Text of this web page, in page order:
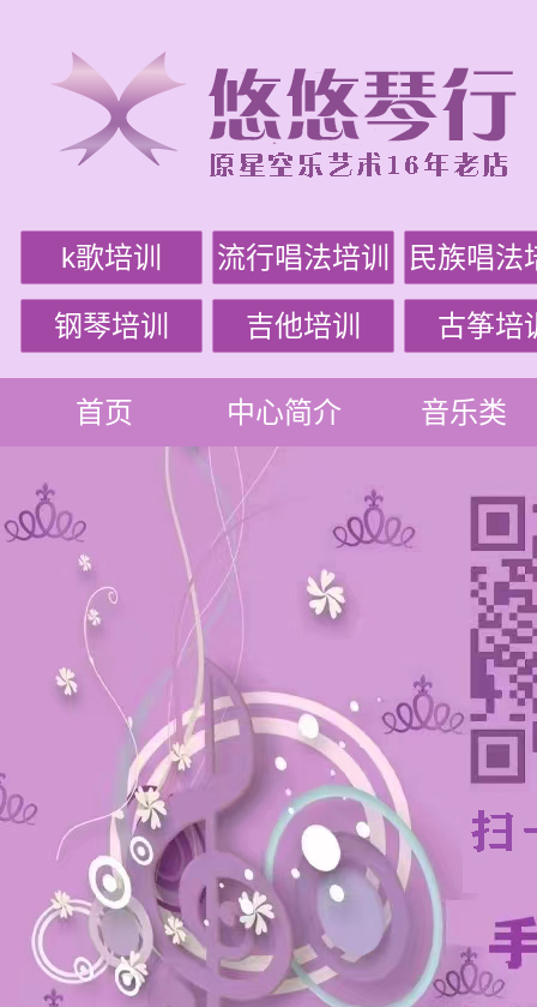
k歌培训 流行唱法培训 民族唱法
钢琴培训 吉他培训 古筝培
首页 中心简介 音乐类